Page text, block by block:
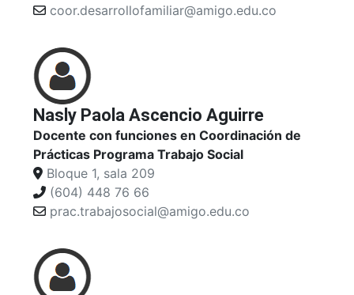
coor.desarrollofamiliar@amigo.edu.co
Nasly Paola Ascencio Aguirre
Docente con funciones en Coordinación de
Prácticas Programa Trabajo Social
Bloque 1, sala 209
(604) 448 76 66
prac.trabajosocial@amigo.edu.co